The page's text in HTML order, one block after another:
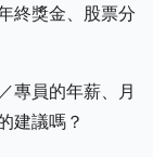
終獎金、股票分
專員的年薪、月
建議嗎？